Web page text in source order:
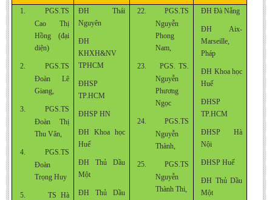
1.
PGS.TS
Cao Thị
Hồng (đại
diện)
2.
PGS.TS
Đoàn Lê
Giang,
3.
PGS.TS
Đoàn Thị
Thu Vân,
4.
PGS.TS
Đoàn
Trọng Huy
5. TSHà
ĐH Thái
Nguyên
ĐH
KHXH&NV
TPHCM
ĐHSP
TP.HCM
ĐHSP HN
ĐH Khoa học
Huế
ĐH Thủ Dầu
Một
ĐH Thủ Dầu
22.
PGS.TS
Nguyễn
Phong
Nam,
23.
PGS. TS.
Nguyễn
Phương
Ngọc
24.
PGS.TS
Nguyễn
Thành,
25.
PGS.TS
Nguyễn
Thành Thi,
ĐH Đà Nẵng
ĐH Aix-
Marseille,
Pháp
ĐH Khoa học
Huế
ĐHSP
TP.HCM
ĐHSP Hà
Nội
ĐHSP Huế
ĐH Thủ Dầu
Một